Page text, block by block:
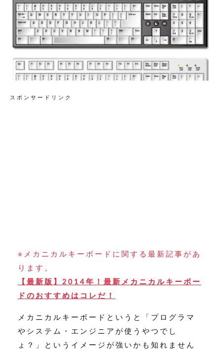
スポンサードリンク
※メカニカルキーボードに関する最新記事があ
ります。
【最新版】2014年！最新メカニカルキーボー
ドのおすすめはコレだ！
メカニカルキーボードというと「プログラマ
やシステム・エンジニアが使うやつでし
ょ？」というイメージが強いかも知れません